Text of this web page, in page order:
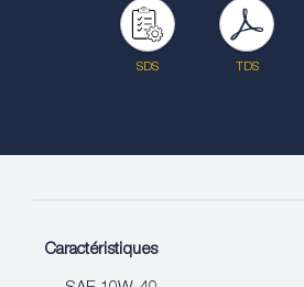
SDS TDS
Caractéristiques